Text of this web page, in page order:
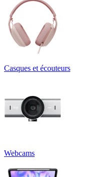
Casques et écouteurs
Webcams